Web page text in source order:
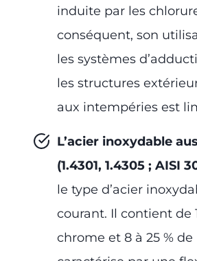
induite par les
conséquent, son
les systèmes
les structures
aux intempéries est
L’acier inoxydable
(1.4301, 1.4305 ; AISI
le type d’acier
courant. Il contient de
chrome et 8 à 25 % de